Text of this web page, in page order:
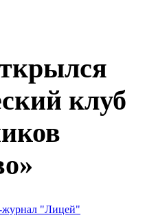
клуб
журнал "Лицей"